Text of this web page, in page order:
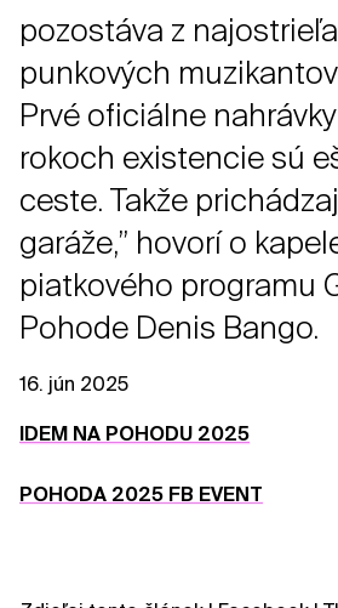
pozostáva z
punkových muzikantov
Prvé oficiálne
rokoch existencie sú
ceste. Takže
garáže,” hovorí o
piatkového programu
Pohode Denis Bango.
16. jún 2025
IDEM NA POHODU 2025
POHODA 2025 FB EVENT